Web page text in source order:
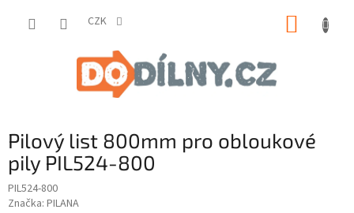
CZK
Pilový list 800mm pro obloukové
pily PIL524-800
PIL524-800
Značka: PILANA